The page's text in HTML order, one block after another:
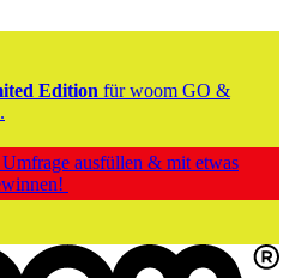
Edition für woom GO &
ausfüllen & mit etwas